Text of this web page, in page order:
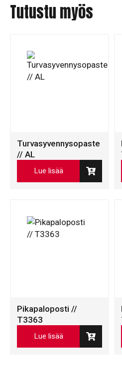
Tutustu myös
Turvasyvennysopaste
// AL
Lue lisää
Pikapaloposti //
T3363
Lue lisää